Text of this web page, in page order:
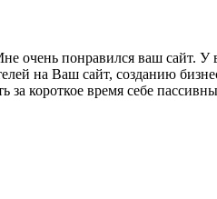
очень понравился ваш
на Ваш сайт, созданию
короткое время себе